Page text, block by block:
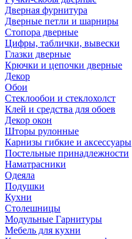
Дверная фурнитура
Дверные петли и шарниры
Стопора дверные
Цифры, таблички, вывески
Глазки дверные
Крючки и цепочки дверные
Декор
Обои
Стеклообои и стеклохолст
Клей и средства для обоев
Декор окон
Шторы рулонные
Карнизы гибкие и аксессуары
Постельные принадлежности
Наматрасники
Одеяла
Подушки
Кухни
Столешницы
Модульные Гарнитуры
Мебель для кухни